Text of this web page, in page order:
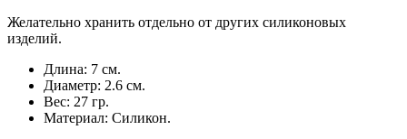
Желательно хранить отдельно от других силиконовых
изделий.
Длина: 7 см.
Диаметр: 2.6 см.
Вес: 27 гр.
Материал: Силикон.